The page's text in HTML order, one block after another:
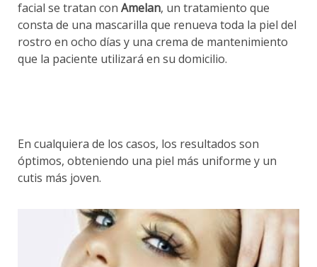
facial se tratan con Amelan, un tratamiento que
consta de una mascarilla que renueva toda la piel del
rostro en ocho días y una crema de mantenimiento
que la paciente utilizará en su domicilio.
En cualquiera de los casos, los resultados son
óptimos, obteniendo una piel más uniforme y un
cutis más joven.